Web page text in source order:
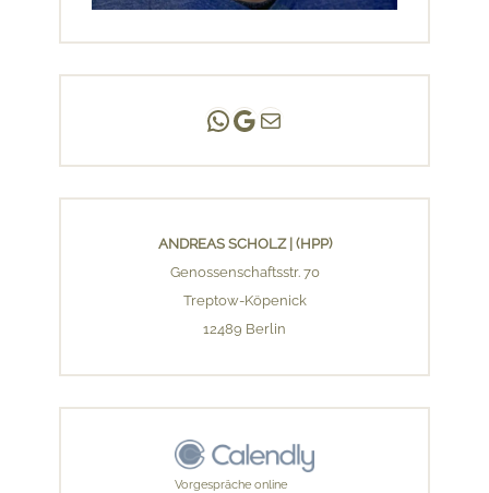
Andreas Scholz | (HPP)
Praxis Adlershof
E-Mail an mich ...
ANDREAS SCHOLZ | (HPP)
Genossenschaftsstr. 70
Treptow-Köpenick
12489 Berlin
Vorgespräche online